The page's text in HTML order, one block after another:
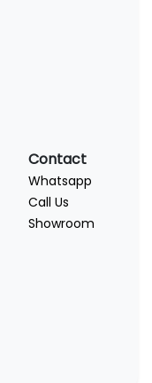
Contact
Whatsapp
Call Us
Showroom